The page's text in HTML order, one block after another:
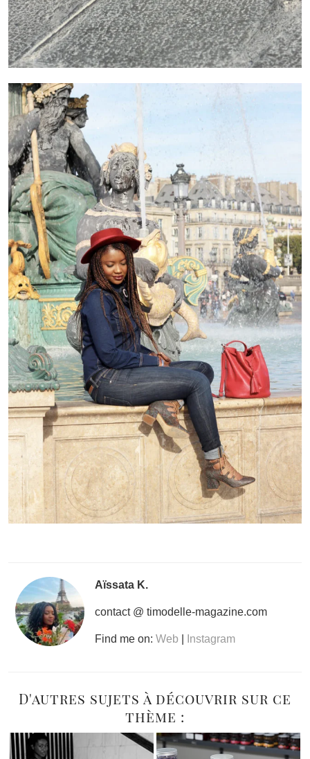
Aïssata K.
contact @ timodelle-magazine.com
Find me on: Web Instagram
D'autres sujets à découvrir sur ce
thème :